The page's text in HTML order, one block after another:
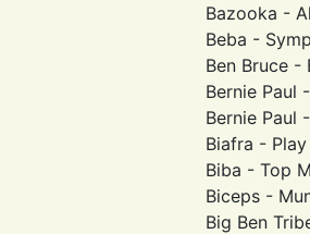
Bazooka -
Beba -
Ben Bruce -
Bernie Paul
Bernie Paul
Biafra -
Biba - Top
Biceps -
Big Ben